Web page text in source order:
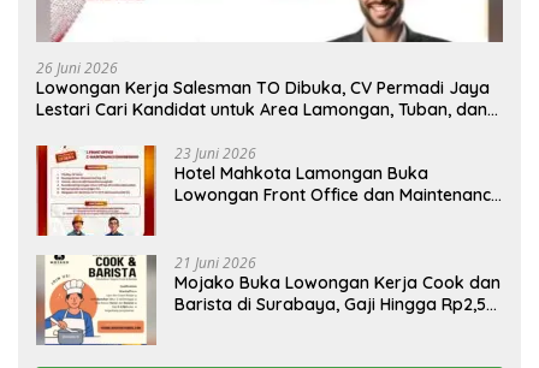
26 Juni 2026
Lowongan Kerja Salesman TO Dibuka, CV Permadi Jaya
Lestari Cari Kandidat untuk Area Lamongan, Tuban, dan
23 Juni 2026
Hotel Mahkota Lamongan Buka
Lowongan Front Office dan Maintenance
21 Juni 2026
Mojako Buka Lowongan Kerja Cook dan
Barista di Surabaya, Gaji Hingga Rp2,5